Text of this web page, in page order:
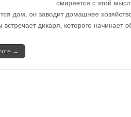
смиряется с этой
дом, он заводит домашнее
дикаря, которого начинает
→